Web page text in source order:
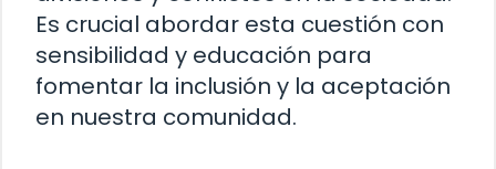
Es crucial abordar esta cuestión con
sensibilidad y educación para
fomentar la inclusión y la aceptación
en nuestra comunidad.